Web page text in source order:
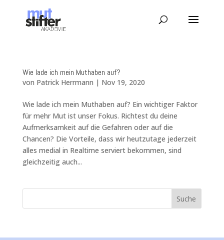
Wie lade ich mein Muthaben auf?
von Patrick Herrmann | Nov 19, 2020
Wie lade ich mein Muthaben auf? Ein wichtiger Faktor
für mehr Mut ist unser Fokus. Richtest du deine
Aufmerksamkeit auf die Gefahren oder auf die
Chancen? Die Vorteile, dass wir heutzutage jederzeit
alles medial in Realtime serviert bekommen, sind
gleichzeitig auch...